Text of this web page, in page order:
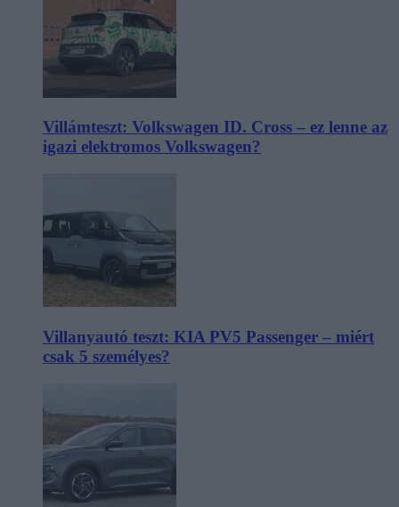
Villámteszt: Volkswagen ID. Cross – ez lenne az
igazi elektromos Volkswagen?
Villanyautó teszt: KIA PV5 Passenger – miért
csak 5 személyes?